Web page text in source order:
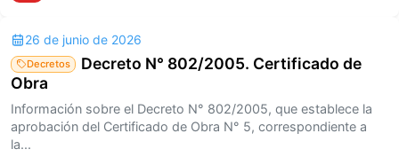
26 de junio de 2026
Decretos
Decreto N° 802/2005. Certificado de
Obra
Información sobre el Decreto N° 802/2005, que establece la
aprobación del Certificado de Obra N° 5, correspondiente a
la...